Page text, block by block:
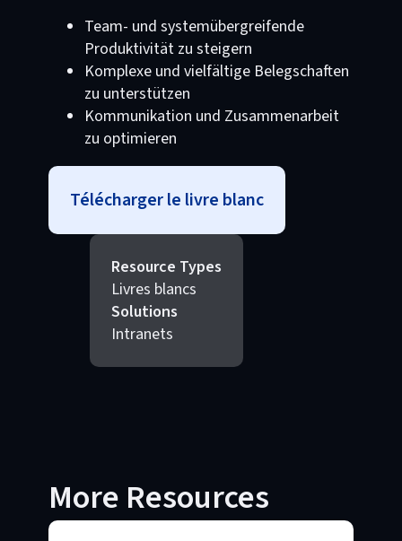
Team- und systemübergreifende
Produktivität zu steigern
Komplexe und vielfältige Belegschaften
zu unterstützen
Kommunikation und Zusammenarbeit
zu optimieren
Télécharger le livre blanc
Resource Types
Livres blancs
Solutions
Intranets
More Resources